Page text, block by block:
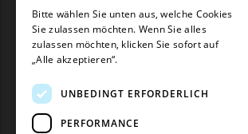
Bitte wählen Sie unten aus, welche Cookies
Sie zulassen möchten. Wenn Sie alles
zulassen möchten, klicken Sie sofort auf
„Alle akzeptieren“.
UNBEDINGT ERFORDERLICH
PERFORMANCE